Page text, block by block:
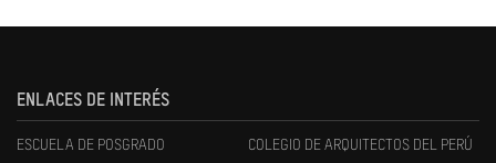
ENLACES DE INTERÉS
ESCUELA DE POSGRADO COLEGIO DE ARQUITECTOS DEL PERÚ